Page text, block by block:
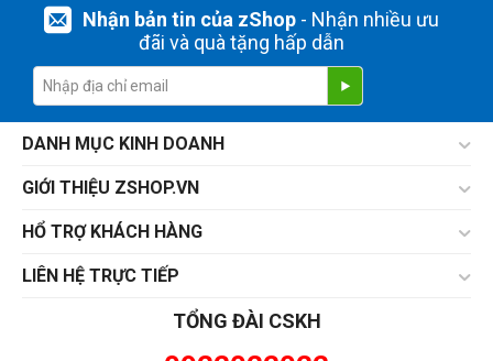
Nhận bản tin của zShop- Nhận nhiều ưu
đãi và quà tặng hấp dẫn
DANH MỤC KINH DOANH
GIỚI THIỆU ZSHOP.VN
HỔ TRỢ KHÁCH HÀNG
LIÊN HỆ TRỰC TIẾP
TỔNG ĐÀI CSKH